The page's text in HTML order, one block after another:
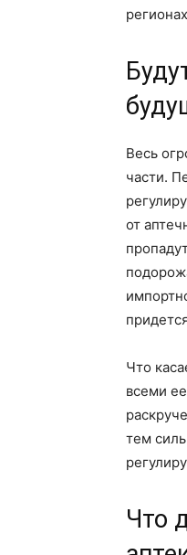
Весь
части.
от
Что
всеми
тем
Что